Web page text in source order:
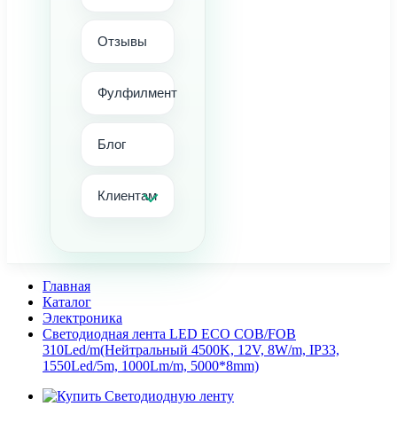
Отзывы
Фулфилмент
Блог
Клиентам
Главная
Каталог
Электроника
Светодиодная лента LED ECO COB/FOB
310Led/m(Нейтральный 4500K, 12V, 8W/m, IP33,
1550Led/5m, 1000Lm/m, 5000*8mm)